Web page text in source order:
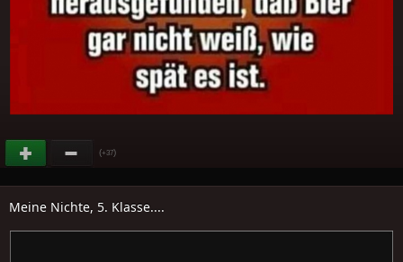
(+37)
Meine Nichte, 5. Klasse....